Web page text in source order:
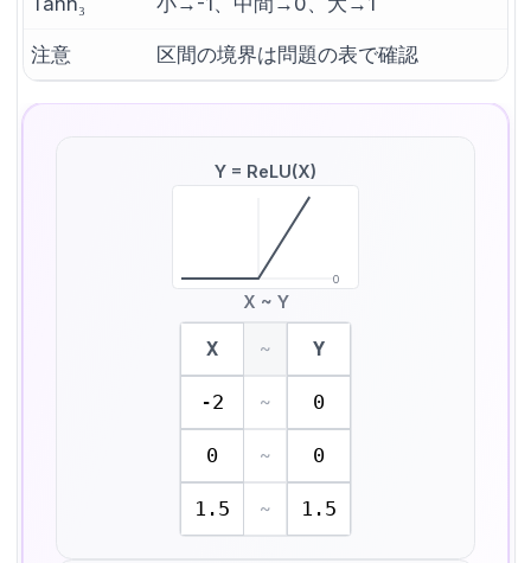
注意 区間の境界は問題の表で確認
Y = ReLU(X)
0
X ~ Y
X ~ Y
-2 ~ 0
0 ~ 0
1.5 ~ 1.5